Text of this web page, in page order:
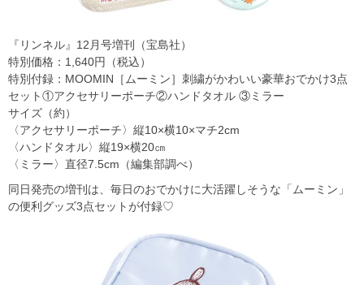
『リンネル』12月号増刊（宝島社）
特別価格：1,640円（税込）
特別付録：MOOMIN［ムーミン］刺繍がかわいい豪華おでかけ3点
セット①アクセサリーポーチ②ハンドタオル ③ミラー
サイズ（約）
〈アクセサリーポーチ〉縦10×横10×マチ2cm
〈ハンドタオル〉縦19×横20㎝
〈ミラー〉直径7.5cm（編集部調べ）
同日発売の増刊は、毎日のおでかけに大活躍しそうな「ムーミン」
の便利グッズ3点セットが付録♡